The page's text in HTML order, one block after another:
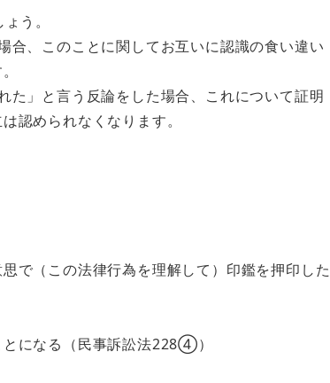
う。
合、このことに関してお互いに認識の食い違い
た」と言う反論をした場合、これについて証明
認められなくなります。
で（この法律行為を理解して）印鑑を押印した
になる（民事訴訟法228④）